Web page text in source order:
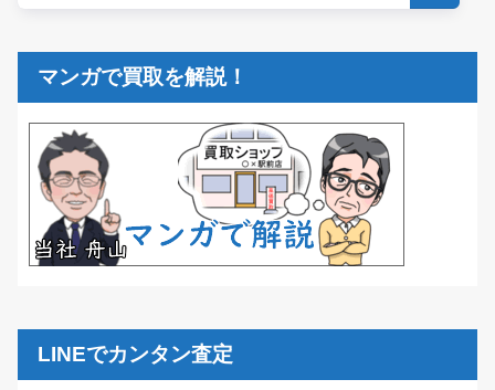
マンガで買取を解説！
LINEでカンタン査定